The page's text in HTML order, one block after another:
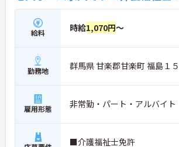
給料 時給1,070円～
勤務地 群馬県 甘楽郡甘楽町 福島１
雇用形態 非常勤・パート・アルバイト
■介護福祉士免許